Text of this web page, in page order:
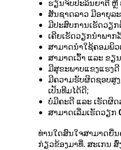
ຮຽນ​ຈົບປະລິນຍາຕີ ຫຼື
ສັນຊາດລາວ ມີອາຍຸລ
ມີປະສົບການເຮັດວຽ
ເຄີຍເຮັດວຽກນຳພາ
ສາມາດນຳໃຊ້ຄອມພິວ
ສາມາດເວົ້າ ແລະ ຂ
ມີສຸຂະພາບແຂງແຮງດີ
ມີຄວາມຮັບຜິດຊອບສູ
ເປັນທີມໄດ້ດີ;
ບໍ່ມີຄະດີ ແລະ ເຮັດຜິ
ສາມາດເລີ່ມເຮັດວຽກ
ທ່ານໃດສົນໃຈສາມາດຍື່
ກ່ຽວຂ້ອງມາທີ່. ສະເກນ